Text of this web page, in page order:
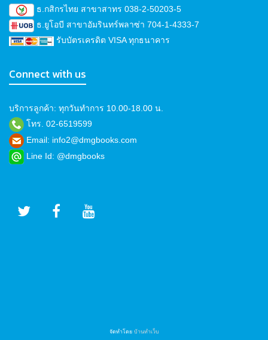
ธ.กสิกรไทย สาขาสาทร 038-2-50203-5
ธ.ยูโอบี สาขาอัมรินทร์พลาซ่า 704-1-4333-7
รับบัตรเครดิต VISA ทุกธนาคาร
Connect with us
บริการลูกค้า: ทุกวันทำการ 10.00-18.00 น.
โทร. 02-6519599
Email: info2@dmgbooks.com
Line Id: @dmgbooks
จัดทำโดย บ้านทำเว็บ